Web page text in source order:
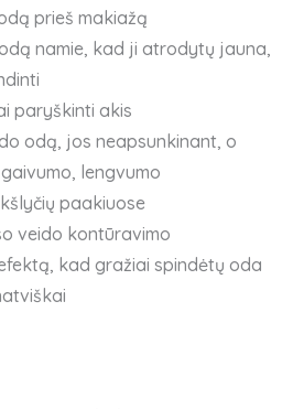
prieš makiažą
namie, kad ji atrodytų jauna,
paryškinti akis
odą, jos neapsunkinant, o
lengvumo
paakiuose
veido kontūravimo
kad gražiai spindėtų oda